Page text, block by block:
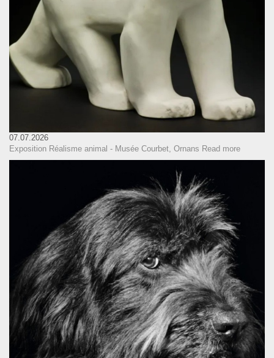
07.07.2026
Exposition Réalisme animal - Musée Courbet, Ornans Read more